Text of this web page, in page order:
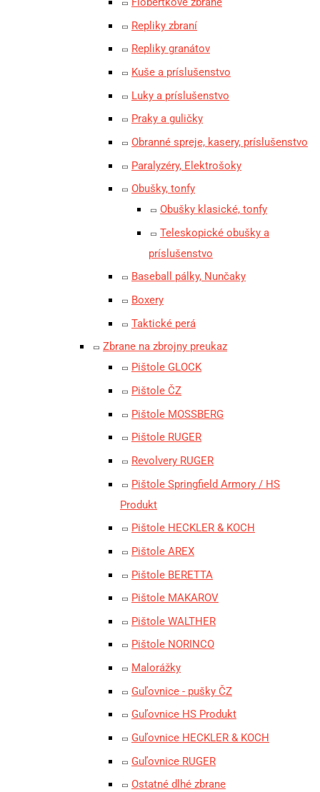
Repliky zbraní
Repliky granátov
Kuše a príslušenstvo
Luky a príslušenstvo
Praky a guličky
Obranné spreje, kasery, príslušenstvo
Paralyzéry, Elektrošoky
Obušky, tonfy
Obušky klasické, tonfy
Teleskopické obušky a
príslušenstvo
Baseball pálky, Nunčaky
Boxery
Taktické perá
Zbrane na zbrojny preukaz
Pištole GLOCK
Pištole ČZ
Pištole MOSSBERG
Pištole RUGER
Revolvery RUGER
Pištole Springfield Armory / HS
Produkt
Pištole HECKLER & KOCH
Pištole AREX
Pištole BERETTA
Pištole MAKAROV
Pištole WALTHER
Pištole NORINCO
Malorážky
Guľovnice - pušky ČZ
Guľovnice HS Produkt
Guľovnice HECKLER & KOCH
Guľovnice RUGER
Ostatné dlhé zbrane